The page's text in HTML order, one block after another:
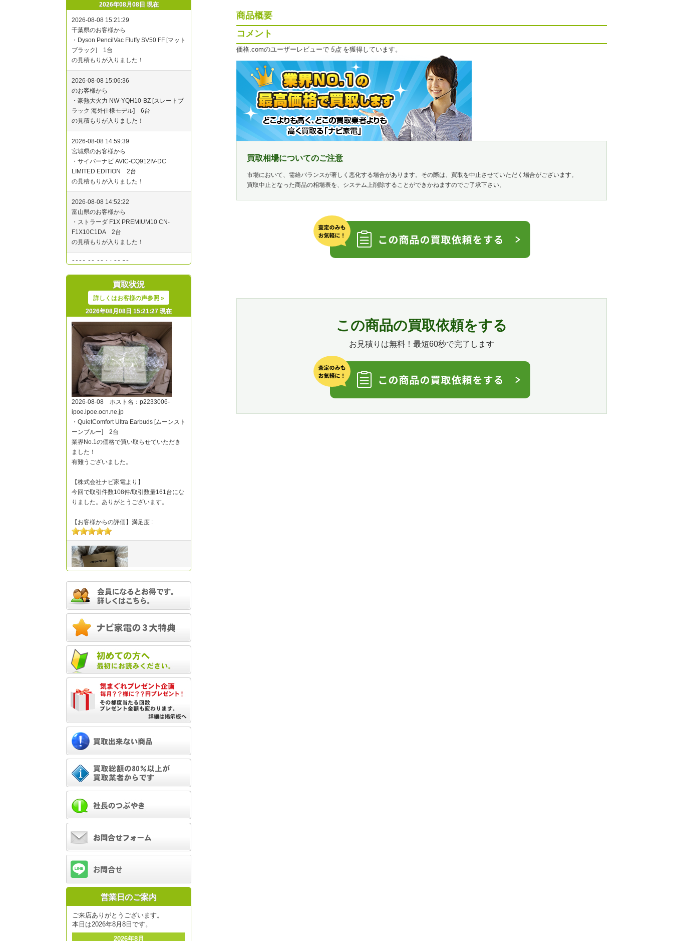
商品概要
コメント
価格.comのユーザーレビューで 5点を獲得しています。
買取相場についてのご注意
市場において、需給バランスが著しく悪化する場合があります。その際は、買取を中止させていただく場合がございます。
買取中止となった商品の相場表を、システム上削除することができかねますのでご了承下さい。
この商品の買取依頼をする
お見積りは無料！最短60秒で完了します
2026年08月08日 現在
買取状況
詳しくはお客様の声参照 »
2026年08月08日 15:21:27 現在
営業日のご案内
ご来店ありがとうございます。
本日は2026年8月8日です。
2026年8月